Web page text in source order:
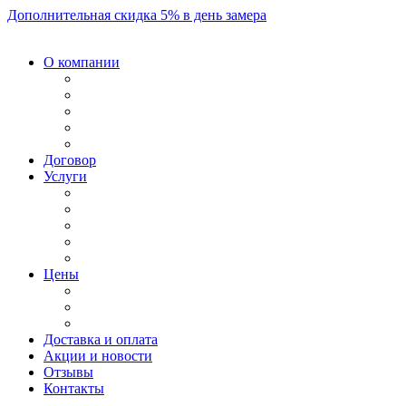
Дополнительная скидка 5% в день замера
О компании
Договор
Услуги
Цены
Доставка и оплата
Акции и новости
Отзывы
Контакты